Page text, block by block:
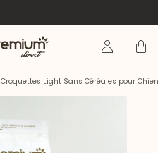
Se Panier
Croquettes Light Sans Céréales pour